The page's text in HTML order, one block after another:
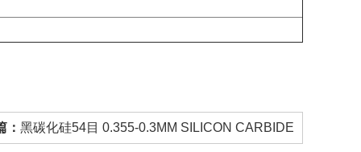
： 黑碳化硅54目 0.355-0.3MM SILICON CARBIDE